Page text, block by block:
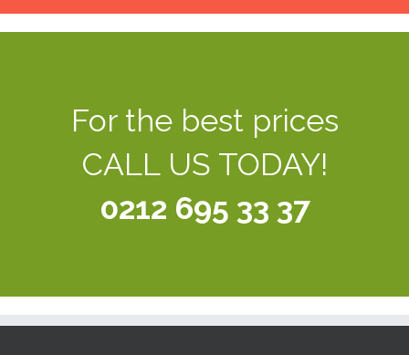
For the best prices
CALL US TODAY!
0212 695 33 37